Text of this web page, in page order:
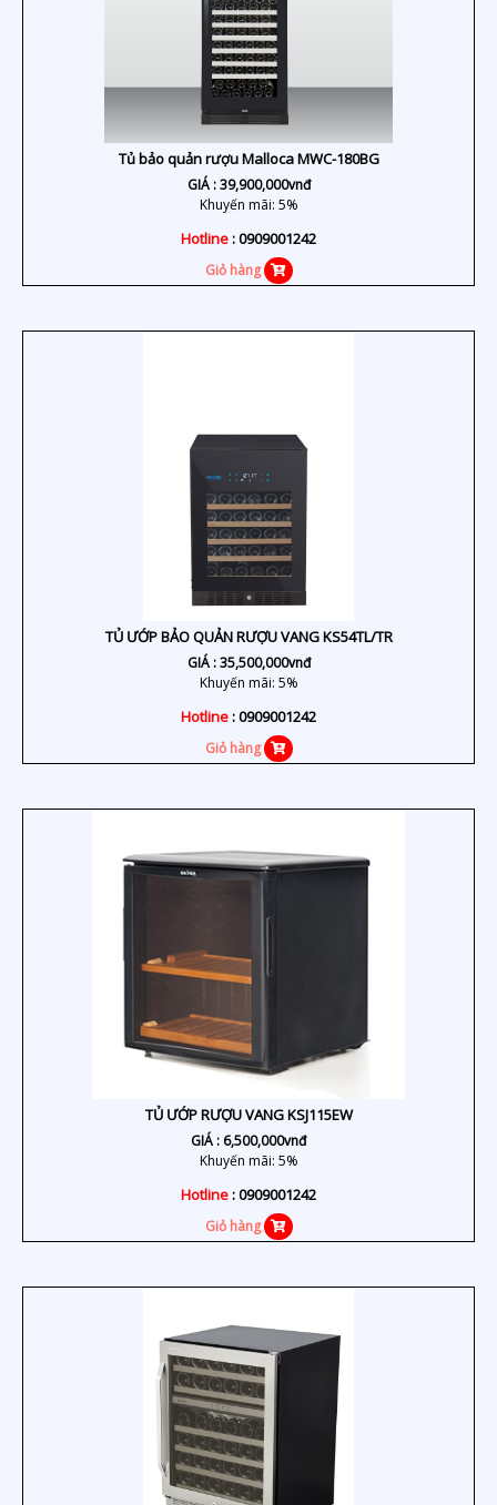
Tủ bảo quản rượu Malloca MWC-180BG
GIÁ :39,900,000vnđ
Khuyến mãi: 5%
Hotline: 0909001242
Giỏ hàng
TỦ ƯỚP BẢO QUẢN RƯỢU VANG KS54TL/TR
GIÁ :35,500,000vnđ
Khuyến mãi: 5%
Hotline: 0909001242
Giỏ hàng
TỦ ƯỚP RƯỢU VANG KSJ115EW
GIÁ : 6,500,000vnđ
Khuyến mãi: 5%
Hotline: 0909001242
Giỏ hàng